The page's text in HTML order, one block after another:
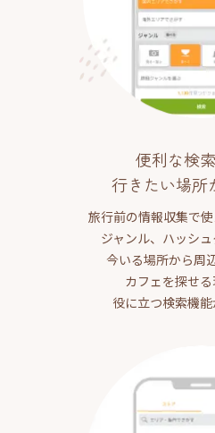
便利な検
行きたい場所
旅行前の情報収集で使
ジャンル、ハッシュ
今いる場所から周
カフェを探せ
役に立つ検索機能